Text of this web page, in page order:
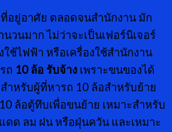
ยู่อาศัย ตลอดจนสำนักงาน มัก
วนมาก ไม่ว่าจะเป็นเฟอร์นิเจอร์
ใช้ไฟฟ้า หรือเครื่องใช้สำนักงาน
ถ 10 ล้อ รับจ้าง เพราะขนของได้
ำหรับผู้ที่หารถ 10 ล้อสำหรับย้าย
ล้อตู้ทึบเพื่อขนย้าย เหมาะสำหรับ
ดด ลม ฝน หรือฝุ่นควัน และเหมาะ